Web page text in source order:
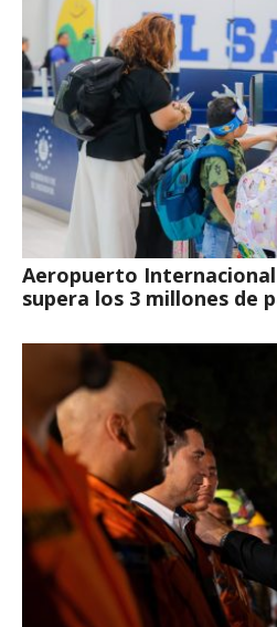
Aeropuerto Internacional
supera los 3 millones de